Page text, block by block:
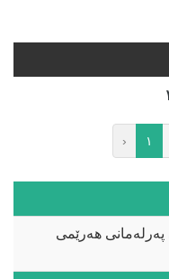
‹ ١
هەرێمی